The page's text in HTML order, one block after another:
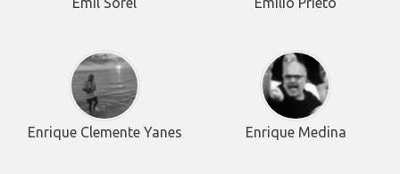
Enrique Clemente Yanes Enrique Medina